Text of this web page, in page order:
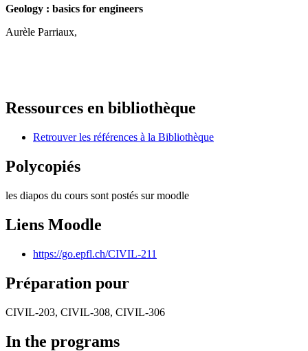
Geology : basics for engineers
Aurèle Parriaux,
Ressources en bibliothèque
Retrouver les références à la Bibliothèque
Polycopiés
les diapos du cours sont postés sur moodle
Liens Moodle
https://go.epfl.ch/CIVIL-211
Préparation pour
CIVIL-203, CIVIL-308, CIVIL-306
In the programs